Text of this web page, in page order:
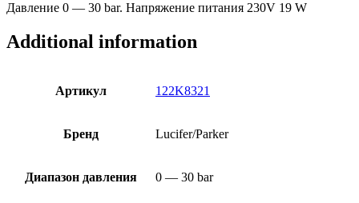
Давление 0 — 30 bar. Напряжение питания 230V 19 W
Additional information
Артикул 122K8321
Бренд Lucifer/Parker
Диапазон давления 0 — 30 bar